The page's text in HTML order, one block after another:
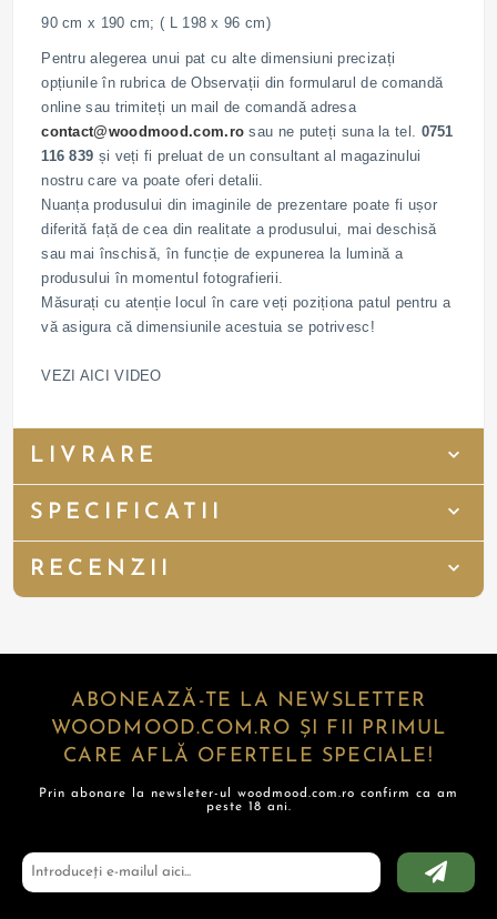
90 cm x 190 cm; ( L 198 x 96 cm)
Pentru alegerea unui pat cu alte dimensiuni precizați
opțiunile în rubrica de Observații din formularul de comandă
online sau trimiteți un mail de comandă adresa
contact@woodmood.com.ro sau ne puteți suna la tel. 0751
116 839 și veți fi preluat de un consultant al magazinului
nostru care va poate oferi detalii.
Nuanța produsului din imaginile de prezentare poate fi ușor
diferită față de cea din realitate a produsului, mai deschisă
sau mai înschisă, în funcție de expunerea la lumină a
produsului în momentul fotografierii.
Măsurați cu atenție locul în care veți poziționa patul pentru a
vă asigura că dimensiunile acestuia se potrivesc!
VEZI AICI VIDEO
LIVRARE
SPECIFICATII
RECENZII
ABONEAZĂ-TE LA NEWSLETTER
WOODMOOD.COM.RO ȘI FII PRIMUL
CARE AFLĂ OFERTELE SPECIALE!
Prin abonare la newsleter-ul woodmood.com.ro confirm ca am
peste 18 ani.